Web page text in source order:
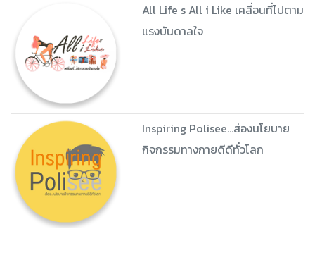
All Life s All i Like เคลื่อนที่ไปตาม
แรงบันดาลใจ
Inspiring Polisee...ส่องนโยบาย
กิจกรรมทางกายดีดีทั่วโลก